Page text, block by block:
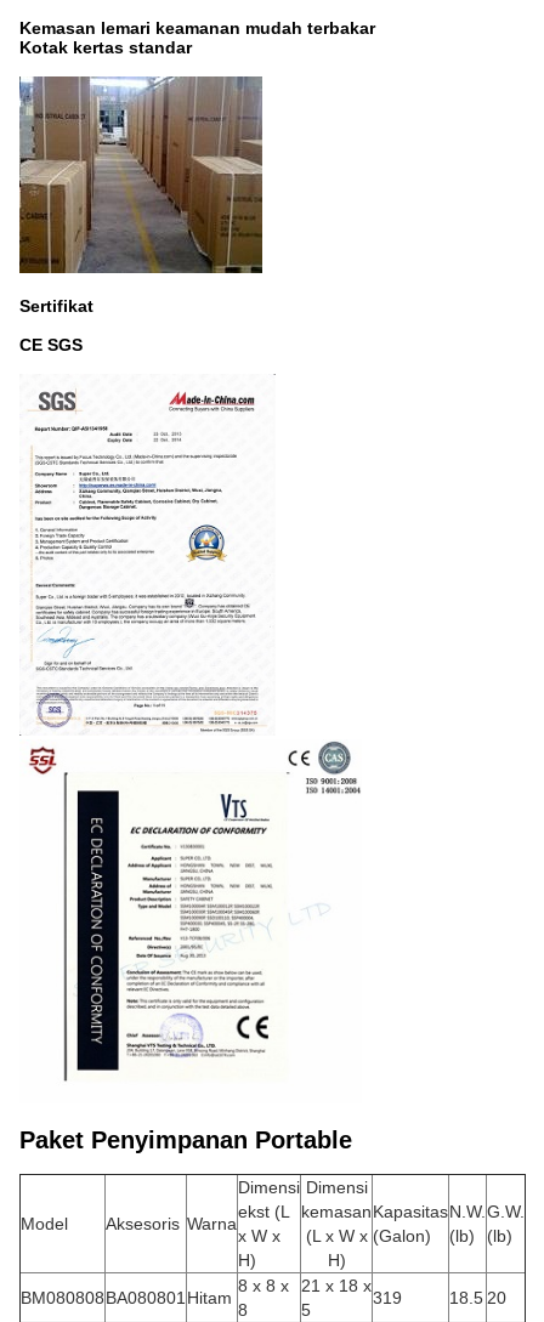
Kemasan lemari keamanan mudah terbakar
Kotak kertas standar
Sertifikat
CE SGS
Paket Penyimpanan Portable
Model Aksesoris Warna
Dimensi
ekst (L
x W x
H)
Dimensi
kemasan
(L x W x
H)
Kapasitas
(Galon)
N.W.
(lb)
G.W.
(lb)
BM080808BA080801 Hitam
8 x 8 x
8
21 x 18 x
5
319 18.5 20